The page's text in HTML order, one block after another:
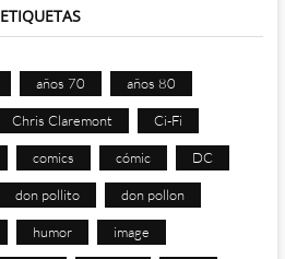
ETIQUETAS
años 70 años 80
Chris Claremont Ci-Fi
comics cómic DC
don pollito don pollon
humor image